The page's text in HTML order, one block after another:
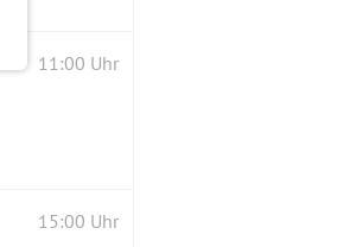
11:00 Uhr
15:00 Uhr